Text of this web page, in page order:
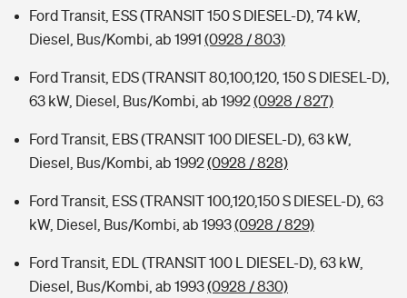
Ford Transit, ESS (TRANSIT 150 S DIESEL-D), 74 kW,
Diesel, Bus/Kombi, ab 1991 (0928 / 803)
Ford Transit, EDS (TRANSIT 80,100,120, 150 S DIESEL-D),
63 kW, Diesel, Bus/Kombi, ab 1992(0928 / 827)
Ford Transit, EBS (TRANSIT 100 DIESEL-D), 63 kW,
Diesel, Bus/Kombi, ab 1992(0928 / 828)
Ford Transit, ESS (TRANSIT 100,120,150 S DIESEL-D), 63
kW, Diesel, Bus/Kombi, ab 1993(0928 / 829)
Ford Transit, EDL (TRANSIT 100 L DIESEL-D), 63 kW,
Diesel, Bus/Kombi, ab 1993(0928 / 830)